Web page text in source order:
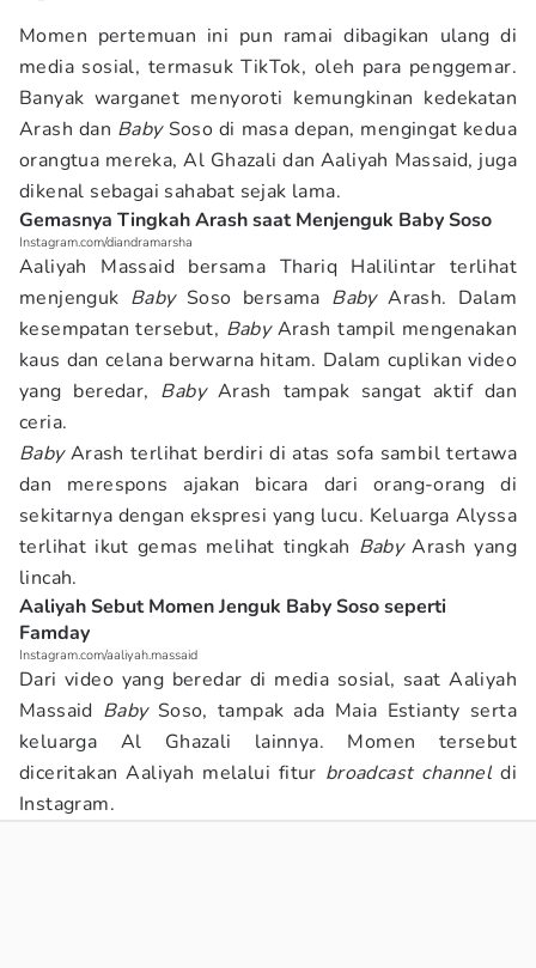
Momen pertemuan ini pun ramai dibagikan ulang di
media sosial, termasuk TikTok, oleh para penggemar.
Banyak warganet menyoroti kemungkinan kedekatan
Arash dan BabySoso di masa depan, mengingat kedua
orangtua mereka, Al Ghazali dan Aaliyah Massaid, juga
dikenal sebagai sahabat sejak lama.
Gemasnya Tingkah Arash saat Menjenguk Baby Soso
Instagram.com/diandramarsha
Aaliyah Massaid bersama Thariq Halilintar terlihat
menjenguk BabySoso bersama BabyArash. Dalam
kesempatan tersebut, BabyArash tampil mengenakan
kaus dan celana berwarna hitam. Dalam cuplikan video
yang beredar, BabyArash tampak sangat aktif dan
ceria.
BabyArash terlihat berdiri di atas sofa sambil tertawa
dan merespons ajakan bicara dari orang-orang di
sekitarnya dengan ekspresi yang lucu. Keluarga Alyssa
terlihat ikut gemas melihat tingkah BabyArash yang
lincah.
Aaliyah Sebut Momen Jenguk Baby Soso seperti
Famday
Instagram.com/aaliyah.massaid
Dari video yang beredar di media sosial, saat Aaliyah
Massaid BabySoso, tampak ada Maia Estianty serta
keluarga Al Ghazali lainnya. Momen tersebut
diceritakan Aaliyah melalui fitur broadcast channeldi
Instagram.